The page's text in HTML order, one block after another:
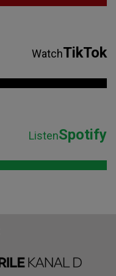
WatchTikTok
ListenSpotify